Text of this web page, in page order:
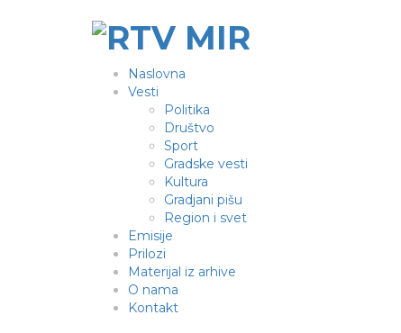
Naslovna
Vesti
Politika
Društvo
Sport
Gradske vesti
Kultura
Gradjani pišu
Region i svet
Emisije
Prilozi
Materijal iz arhive
O nama
Kontakt